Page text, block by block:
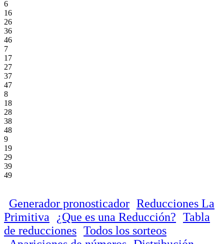
6
16
26
36
46
7
17
27
37
47
8
18
28
38
48
9
19
29
39
49
Generador pronosticador Reducciones La
Primitiva
¿Que es una Reducción? Tabla
de reducciones Todos los sorteos